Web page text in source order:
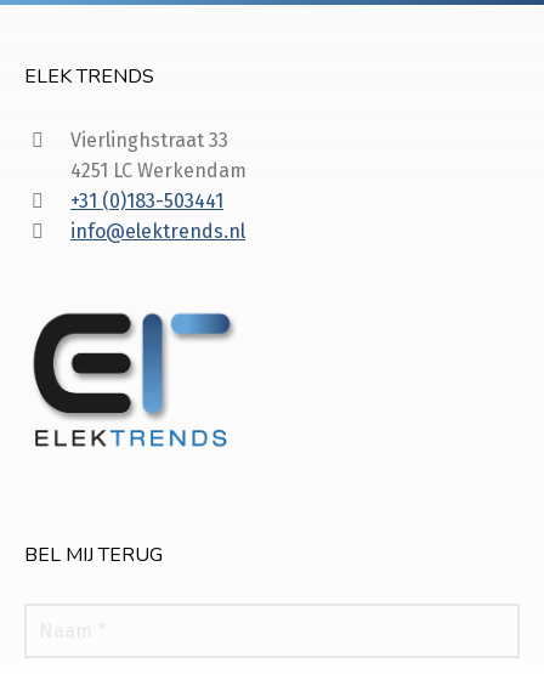
ELEK TRENDS
Vierlinghstraat 33
4251 LC Werkendam
+31 (0)183-503441
info@elektrends.nl
BEL MIJ TERUG